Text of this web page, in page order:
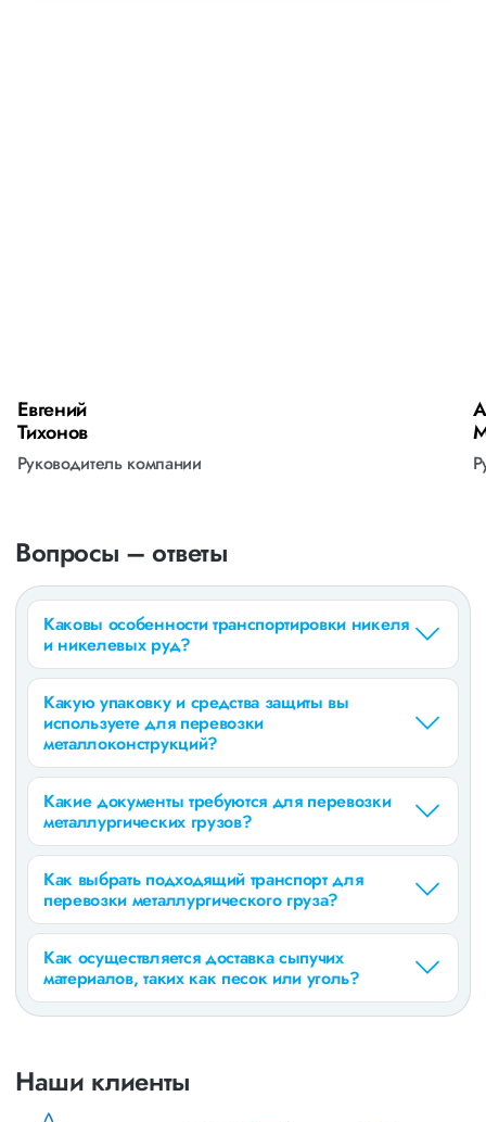
Евгений
Тихонов
Руководитель компании
Вопросы – ответы
Каковы особенности транспортировки никеля
и никелевых руд?
Какую упаковку и средства защиты вы
используете для перевозки
металлоконструкций?
Какие документы требуются для перевозки
металлургических грузов?
Как выбрать подходящий транспорт для
перевозки металлургического груза?
Как осуществляется доставка сыпучих
материалов, таких как песок или уголь?
Наши клиенты